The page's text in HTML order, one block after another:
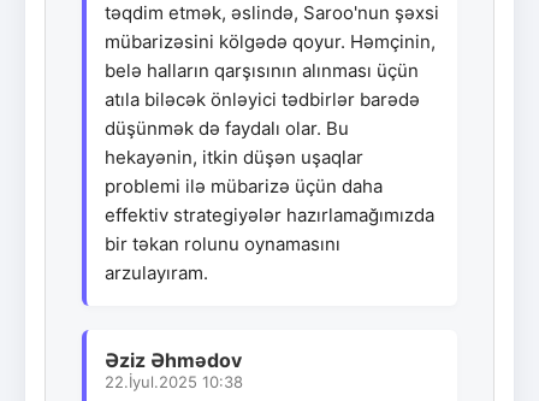
təqdim etmək, əslində, Saroo'nun şəxsi
mübarizəsini kölgədə qoyur. Həmçinin,
belə halların qarşısının alınması üçün
atıla biləcək önləyici tədbirlər barədə
düşünmək də faydalı olar. Bu
hekayənin, itkin düşən uşaqlar
problemi ilə mübarizə üçün daha
effektiv strategiyələr hazırlamağımızda
bir təkan rolunu oynamasını
arzulayıram.
Əziz Əhmədov
22.İyul.2025 10:38